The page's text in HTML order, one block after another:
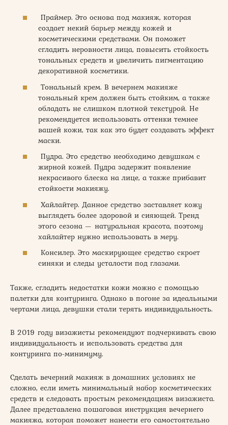
Праймер. Это основа под макияж, которая
создает некий барьер между кожей и
косметическими средствами. Он поможет
сгладить неровности лица, повысить стойкость
тональных средств и увеличить пигментацию
декоративной косметики.
Тональный крем. В вечернем макияже
тональный крем должен быть стойким, а также
обладать не слишком плотной текстурой. Не
рекомендуется использовать оттенки темнее
вашей кожи, так как это будет создавать эффект
маски.
Пудра. Это средство необходимо девушкам с
жирной кожей. Пудра задержит появление
некрасивого блеска на лице, а также прибавит
стойкости макияжу.
Хайлайтер. Данное средство заставляет кожу
выглядеть более здоровой и сияющей. Тренд
этого сезона — натуральная красота, поэтому
хайлайтер нужно использовать в меру.
Консилер. Это маскирующее средство скроет
синяки и следы усталости под глазами.
Также, сгладить недостатки кожи можно с помощью
палетки для контуринга. Однако в погоне за идеальными
чертами лица, девушки стали терять индивидуальность.
В 2019 году визажисты рекомендуют подчеркивать свою
индивидуальность и использовать средства для
контуринга по-минимуму.
Сделать вечерний макияж в домашних условиях не
сложно, если иметь минимальный набор косметических
средств и следовать простым рекомендациям визажиста.
Далее представлена пошаговая инструкция вечернего
макияжа, которая поможет нанести его самостоятельно